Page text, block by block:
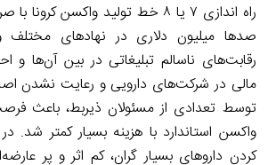
راه اندازی ۷ یا ۸ خط تولید واکسن
صدها میلیون دلاری در نهادهای مختلف
رقابت‌های ناسالم تبلیغاتی در بین آن‌ها و
مالی در شرکت‌های دارویی و رعایت نشدن
توسط تعدادی از مسئولان ذیربط، باعث
واکسن استاندارد با هزینه بسیار کمتر شد.
کردن داروهای بسیار گران، کم اثر و پر